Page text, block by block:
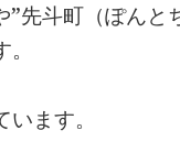
先斗町（ぽんと
ます。